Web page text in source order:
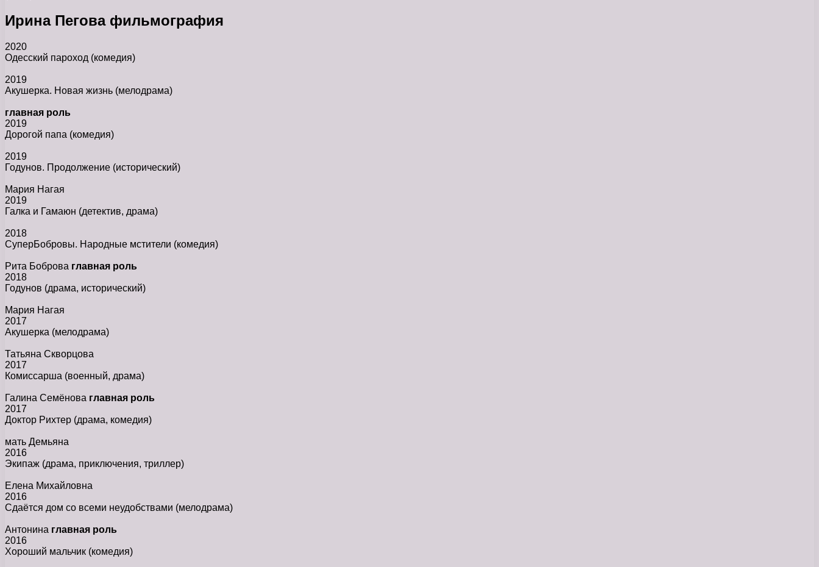
Ирина Пегова фильмография
2020
Одесский пароход (комедия)
2019
Акушерка. Новая жизнь (мелодрама)
главная роль
2019
Дорогой папа (комедия)
2019
Годунов. Продолжение (исторический)
Мария Нагая
2019
Галка и Гамаюн (детектив, драма)
2018
СуперБобровы. Народные мстители (комедия)
Рита Боброва главная роль
2018
Годунов (драма, исторический)
Мария Нагая
2017
Акушерка (мелодрама)
Татьяна Скворцова
2017
Комиссарша (военный, драма)
Галина Семёнова главная роль
2017
Доктор Рихтер (драма, комедия)
мать Демьяна
2016
Экипаж (драма, приключения, триллер)
Елена Михайловна
2016
Сдаётся дом со всеми неудобствами (мелодрама)
Антонина главная роль
2016
Хороший мальчик (комедия)